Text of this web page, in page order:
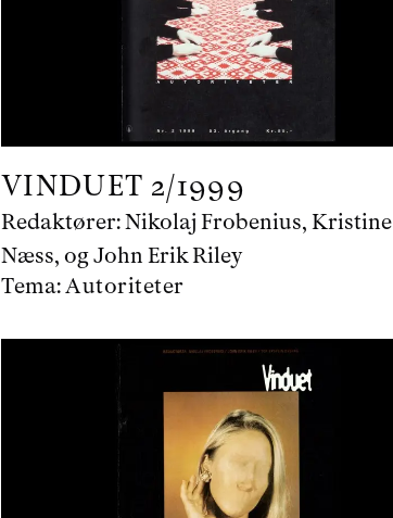
VINDUET 2/1999
Redaktører:Nikolaj Frobenius, Kristine
Næss, og John Erik Riley
Tema:Autoriteter